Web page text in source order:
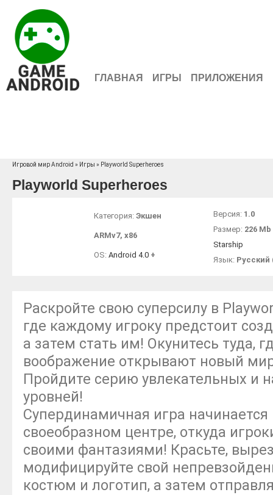
ГЛАВНАЯ ИГРЫ ПРИЛОЖЕНИЯ
Игровой мир Android » Игры » Playworld Superheroes
Playworld Superheroes
Категория: Экшен
ARMv7, x86
OS: Android 4.0 +
Версия: 1.0
Размер: 226 Mb
Starship
Язык:
Раскройте свою суперсилу в
где каждому игроку предстоит
а затем стать им! Окунитесь туда,
воображение открывают новый
Пройдите серию увлекательных и
уровней!
Супердинамичная игра
своеобразном центре, откуда
своими фантазиями! Красьте,
модифицируйте свой
костюм и логотип, а затем